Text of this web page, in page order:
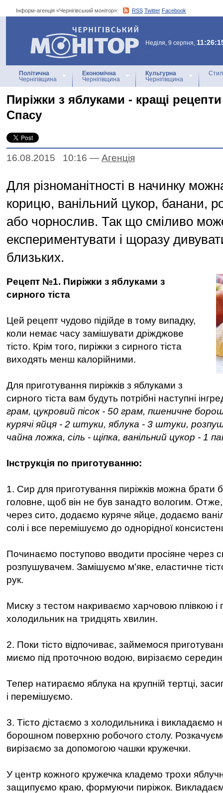
Інформ-агенція «Чернігівський монітор»: RSS Twitter Facebook
Інформ-агенція
«Чернігівський монітор»
Неділя, 9 серпня,
Політична
Чернігівщина
Економічна
Чернігівщина
Культурна
Чернігівщина
Пиріжки з яблуками - кращі
Спасу
16.08.2015 10:16 — Агенцiя
Для різноманітності в начинку
корицю, ванільний цукор, банани,
або чорнослив. Так що сміливо
експериментувати і щоразу
близьких.
Рецепт №1. Пиріжки з яблуками з
сирного тіста
Цей рецепт чудово підійде в тому випадку,
коли немає часу замішувати дріжджове
тісто. Крім того, пиріжки з сирного тіста
виходять менш калорійними.
Для приготування пиріжків з яблуками з
сирного тіста вам будуть потрібні наступні
грам, цукровий пісок - 50 грам, пшеничне
курячі яйця - 2 штуки, яблука - 3 штуки,
чайна ложка, сіль - щіпка, ванільний цукор - 1
Інструкція по приготуванню:
1. Сир для приготування пиріжків можна брати
головне, щоб він не був занадто вологим.
через сито, додаємо куряче яйце, додаємо
солі і все перемішуємо до однорідної
Починаємо поступово вводити просіяне через
розпушувачем. Замішуємо м'яке, еластичне
рук.
Миску з тестом накриваємо харчовою плівкою
холодильник на тридцять хвилин.
2. Поки тісто відпочиває, займемося
миємо під проточною водою, вирізаємо
Тепер натираємо яблука на крупній тертці,
і перемішуємо.
3. Тісто дістаємо з холодильника і викладаємо
борошном поверхню робочого столу.
вирізаємо за допомогою чашки кружечки.
У центр кожного кружечка кладемо трохи
защипуємо краю, формуючи пиріжок.